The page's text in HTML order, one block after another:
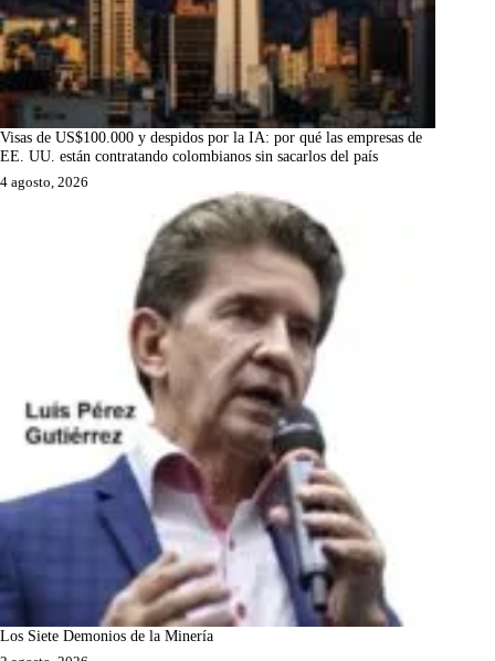
Visas de US$100.000 y despidos por la IA: por qué las empresas de
EE. UU. están contratando colombianos sin sacarlos del país
4 agosto, 2026
Los Siete Demonios de la Minería